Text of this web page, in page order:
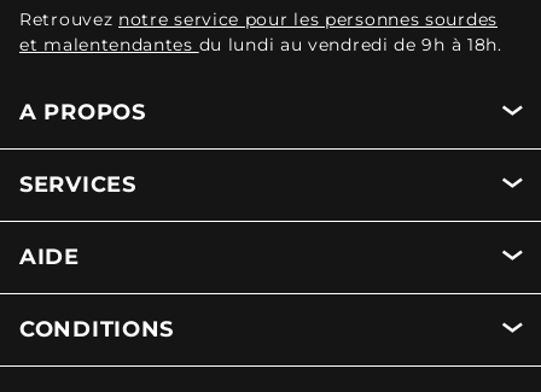
Retrouvez notre service pour les personnes sourdes
et malentendantes du lundi au vendredi de 9h à 18h.
A PROPOS
SERVICES
AIDE
CONDITIONS